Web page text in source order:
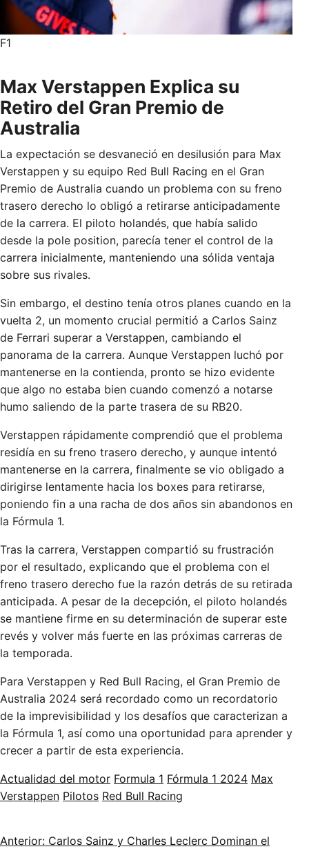
F1
Max Verstappen Explica su
Retiro del Gran Premio de
Australia
La expectación se desvaneció en desilusión para Max
Verstappen y su equipo Red Bull Racing en el Gran
Premio de Australia cuando un problema con su freno
trasero derecho lo obligó a retirarse anticipadamente
de la carrera. El piloto holandés, que había salido
desde la pole position, parecía tener el control de la
carrera inicialmente, manteniendo una sólida ventaja
sobre sus rivales.
Sin embargo, el destino tenía otros planes cuando en la
vuelta 2, un momento crucial permitió a Carlos Sainz
de Ferrari superar a Verstappen, cambiando el
panorama de la carrera. Aunque Verstappen luchó por
mantenerse en la contienda, pronto se hizo evidente
que algo no estaba bien cuando comenzó a notarse
humo saliendo de la parte trasera de su RB20.
Verstappen rápidamente comprendió que el problema
residía en su freno trasero derecho, y aunque intentó
mantenerse en la carrera, finalmente se vio obligado a
dirigirse lentamente hacia los boxes para retirarse,
poniendo fin a una racha de dos años sin abandonos en
la Fórmula 1.
Tras la carrera, Verstappen compartió su frustración
por el resultado, explicando que el problema con el
freno trasero derecho fue la razón detrás de su retirada
anticipada. A pesar de la decepción, el piloto holandés
se mantiene firme en su determinación de superar este
revés y volver más fuerte en las próximas carreras de
la temporada.
Para Verstappen y Red Bull Racing, el Gran Premio de
Australia 2024 será recordado como un recordatorio
de la imprevisibilidad y los desafíos que caracterizan a
la Fórmula 1, así como una oportunidad para aprender y
crecer a partir de esta experiencia.
Actualidad del motor Formula 1 Fórmula 1 2024 Max
Verstappen Pilotos Red Bull Racing
Anterior: Carlos Sainz y Charles Leclerc Dominan el